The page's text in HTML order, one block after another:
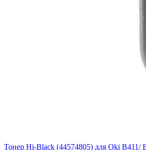
Тонер Hi-Black (44574805) для Oki B411/